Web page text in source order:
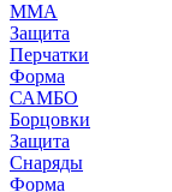
ММА
Защита
Перчатки
Форма
САМБО
Борцовки
Защита
Снаряды
Форма